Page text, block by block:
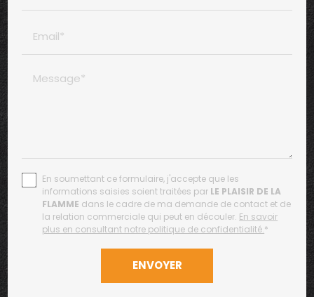
Email*
Message*
En soumettant ce formulaire, j'accepte que les
informations saisies soient traitées par LE PLAISIR DE LA
FLAMME dans le cadre de ma demande de contact et de
la relation commerciale qui peut en découler. En savoir
plus en consultant notre politique de confidentialité.*